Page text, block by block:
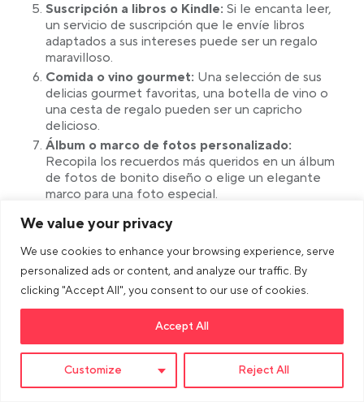
We value your privacy
We use cookies to enhance your browsing experience, serve
personalized ads or content, and analyze our traffic. By
clicking "Accept All", you consent to our use of cookies.
Customize Reject All
Accept All
Suscripción a libros o Kindle: Si le encanta leer,
un servicio de suscripción que le envíe libros
adaptados a sus intereses puede ser un regalo
maravilloso.
Comida o vino gourmet: Una selección de sus
delicias gourmet favoritas, una botella de vino o
una cesta de regalo pueden ser un capricho
delicioso.
Álbum o marco de fotos personalizado:
Recopila los recuerdos más queridos en un álbum
de fotos de bonito diseño o elige un elegante
marco para una foto especial.
Plantas de interior o kit de jardinería:
vegetación o un pequeño jardín de interior
pueden aportar un toque de naturaleza al interior
y alegrar su espacio vital.
Clase o taller en línea:
Considera la posibilidad de
inscribirla en un curso o taller en línea que coincida
Caja de suscripción:Hay varios servicios de
suscripción disponibles, desde productos de
belleza a aperitivos gourmet, que pueden
proporcionar una dosis regular de alegría.